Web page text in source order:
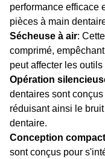
performance efficace
pièces à main
Sécheuse à air:
comprimé,
peut affecter les
Opération
dentaires sont
réduisant ainsi le
dentaire.
Conception
sont conçus pour